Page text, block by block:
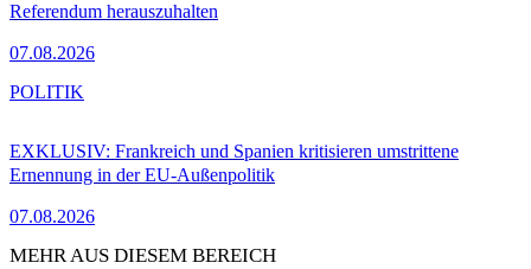
Referendum herauszuhalten
07.08.2026
EXKLUSIV: Frankreich und Spanien kritisieren umstrittene
Ernennung in der EU-Außenpolitik
07.08.2026
POLITIK
MEHR AUS DIESEM BEREICH